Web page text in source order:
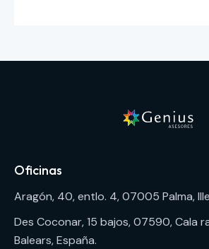
Oficinas
Aragón, 40, entlo. 4, 07005 Palma,
Des Coconar, 15 bajos, 07590, Cala
Balears, España.